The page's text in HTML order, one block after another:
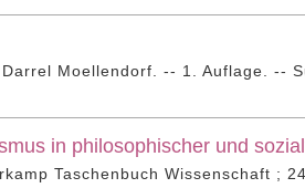
Moellendorf. -- 1. Auflage. --
in philosophischer und
Taschenbuch Wissenschaft ;